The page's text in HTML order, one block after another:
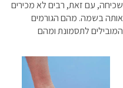
שכיחה, עם זאת, רבים לא מכירים
אותה בשמה. מהם הגורמים
המובילים לתסמונת ומהם
חשוב – איך ניתן לטפל בה?
המדריך לתסמונת התעלה